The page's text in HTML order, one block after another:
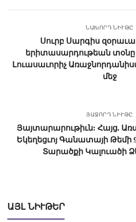
ՆԱԽՈՐԴ ՆԻՒԹԸ
Սուրբ Սարգիս
երիտասարդութեան տօնը
Լուասաւորիչ
մեջ
ՅԱՋՈՐԴ ՆԻՒԹԸ
Յայտարարութիւն: Հայց.
Եկեղեցւոյ Գանատայի Թեմի
Տարածքի Կալուածի
ԱՅԼ ՆԻՒԹԵՐ